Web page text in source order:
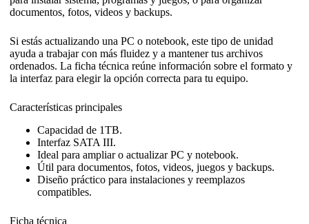
documentos, fotos, videos y backups.
Si estás actualizando una PC o notebook, este tipo de unidad
ayuda a trabajar con más fluidez y a mantener tus archivos
ordenados. La ficha técnica reúne información sobre el formato y
la interfaz para elegir la opción correcta para tu equipo.
Características principales
Capacidad de 1TB.
Interfaz SATA III.
Ideal para ampliar o actualizar PC y notebook.
Útil para documentos, fotos, videos, juegos y backups.
Diseño práctico para instalaciones y reemplazos
compatibles.
Ficha técnica